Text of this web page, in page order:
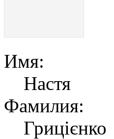
Имя:
Настя
Фамилия:
Грицієнко